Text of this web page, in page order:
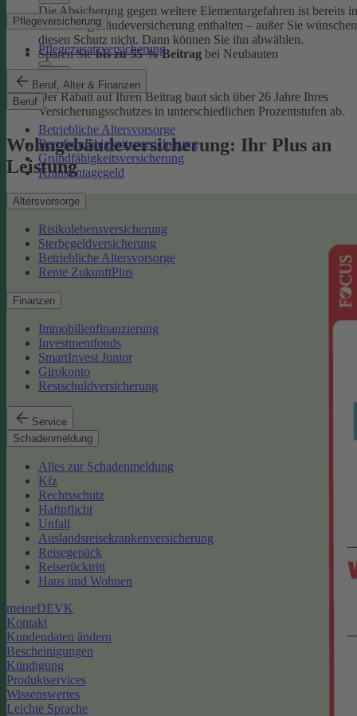
Pflegeversicherung
Pflegezusatzversicherung
Beruf, Alter & Finanzen
Beruf
Betriebliche Altersvorsorge
Berufsunfähigkeitsversicherung
Grundfähigkeitsversicherung
Krankentagegeld
Altersvorsorge
Risikolebensversicherung
Sterbegeldversicherung
Betriebliche Altersvorsorge
Rente ZukunftPlus
Finanzen
Immobilienfinanzierung
Investmentfonds
SmartInvest Junior
Girokonto
Restschuldversicherung
Service
Schadenmeldung
Alles zur Schadenmeldung
Kfz
Rechtsschutz
Haftpflicht
Unfall
Auslandsreisekrankenversicherung
Reisegepäck
Reiserücktritt
Haus und Wohnen
meineDEVK
Kontakt
Kundendaten ändern
Bescheinigungen
Kündigung
Produktservices
Wissenswertes
Leichte Sprache
Die Absicherung gegen weitere Elementargefahren ist bereits in
der Wohngebäudeversicherung enthalten – außer Sie wünschen
diesen Schutz nicht. Dann können Sie ihn abwählen.
Sparen Siebis zu 55 % Beitrag bei Neubauten
Der Rabatt auf Ihren Beitrag baut sich über 26 Jahre Ihres
Versicherungsschutzes in unterschiedlichen Prozentstufen ab.
Wohngebäudeversicherung: Ihr Plus an
Leistung